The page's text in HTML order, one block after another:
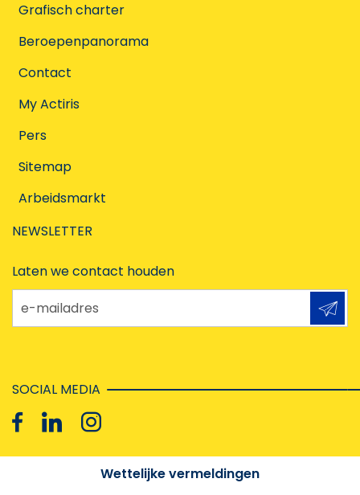
Grafisch charter
Beroepenpanorama
Contact
My Actiris
Pers
Sitemap
Arbeidsmarkt
NEWSLETTER
Laten we contact houden
e-mailadres
SOCIAL MEDIA
Wettelijke vermeldingen